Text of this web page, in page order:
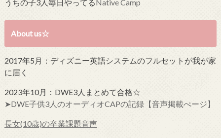
うちの子3人毎日やってるNative Camp
About us☆
2017年5月：ディズニー英語システムのフルセットが我が家
に届く
2023年10月：DWE3人まとめて合格☆
➤DWE子供3人のオーディオCAPの記録【音声掲載ぺージ】
長女(10歳)の卒業課題音声